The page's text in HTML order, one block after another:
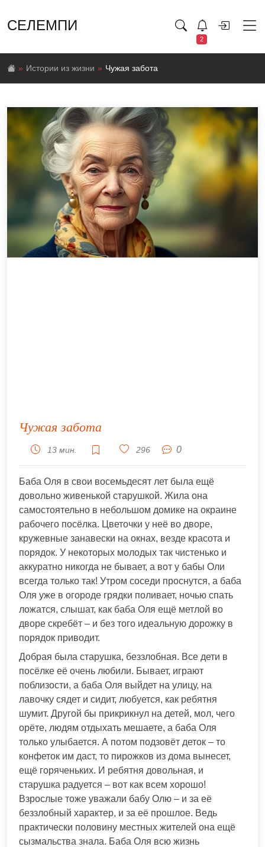
СЕЛЕМПИ
2
Истории из жизни Чужая забота
Чужая забота
13 мин. 296 0
Баба Оля в свои восемьдесят лет была ещё
довольно живенькой старушкой. Жила она
самостоятельно в небольшом домике на окраине
рабочего посёлка. Цветочки у неё во дворе,
кружевные занавески на окнах, везде красота и
порядок. У некоторых молодых так чистенько и
аккуратно никогда не бывает, а вот у бабы Оли
всегда только так! Утром соседи проснутся, а баба
Оля уже в огороде грядки поливает, ночью спать
ложатся, слышат, как баба Оля ещё метлой во
дворе скребёт – и без того идеальную дорожку в
порядок приводит.
Добрая была старушка, беззлобная. Все дети в
посёлке её очень любили. Бывает, играют
поблизости, а баба Оля выйдет на улицу, на
лавочку сядет и сидит, любуется, как ребятня
шумит. Другой бы прикрикнул на детей, мол, чего
орёте, людям отдыхать мешаете, а баба Оля
только улыбается. А потом подзовёт деток – то
конфеток им даст, то пирожков из дома вынесет,
ещё горяченьких. И ребятня довольная, и
старушка радуется – вот как всем хорошо!
Взрослые тоже уважали бабу Олю – и за её
беззлобный характер, и за её прошлое. Ведь
практически половину местных жителей она ещё
сызмальства знала. Баба Оля всю жизнь